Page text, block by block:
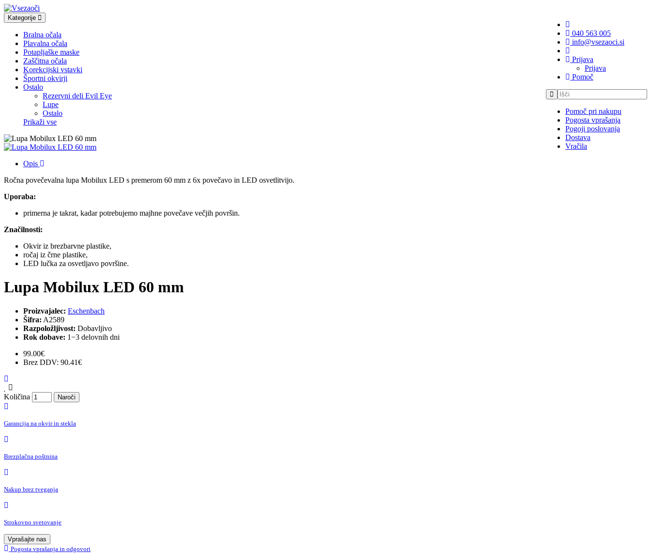
040 563 005
info@vsezaoci.si
Prijava
Prijava
Pomoč
Pomoč pri nakupu
Pogosta vprašanja
Pogoji poslovanja
Dostava
Vračila
Kategorije
Bralna očala
Plavalna očala
Potapljaške maske
Zaščitna očala
Korekcijski vstavki
Športni okvirji
Ostalo
Rezervni deli Evil Eye
Lupe
Ostalo
Prikaži vse
Opis
Ročna povečevalna lupa Mobilux LED s premerom 60 mm z 6x povečavo in LED osvetlitvijo.
Uporaba:
primerna je takrat, kadar potrebujemo majhne povečave večjih površin.
Značilnosti:
Okvir iz brezbarvne plastike,
ročaj iz črne plastike,
LED lučka za osvetljavo površine.
Lupa Mobilux LED 60 mm
Proizvajalec: Eschenbach
Šifra: A2589
Razpoložljivost: Dobavljivo
Rok dobave: 1−3 delovnih dni
99.00€
Brez DDV: 90.41€
Količina Naroči
Garancija na okvir in stekla
Brezplačna poštnina
Nakup brez tveganja
Strokovno svetovanje
Vprašajte nas
Pogosta vprašanja in odgovori